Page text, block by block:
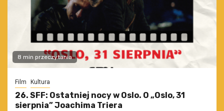
8 min przeczytania
Film Kultura
26. SFF: Ostatniej nocy w Oslo. O „Oslo, 31
sierpnia” Joachima Triera